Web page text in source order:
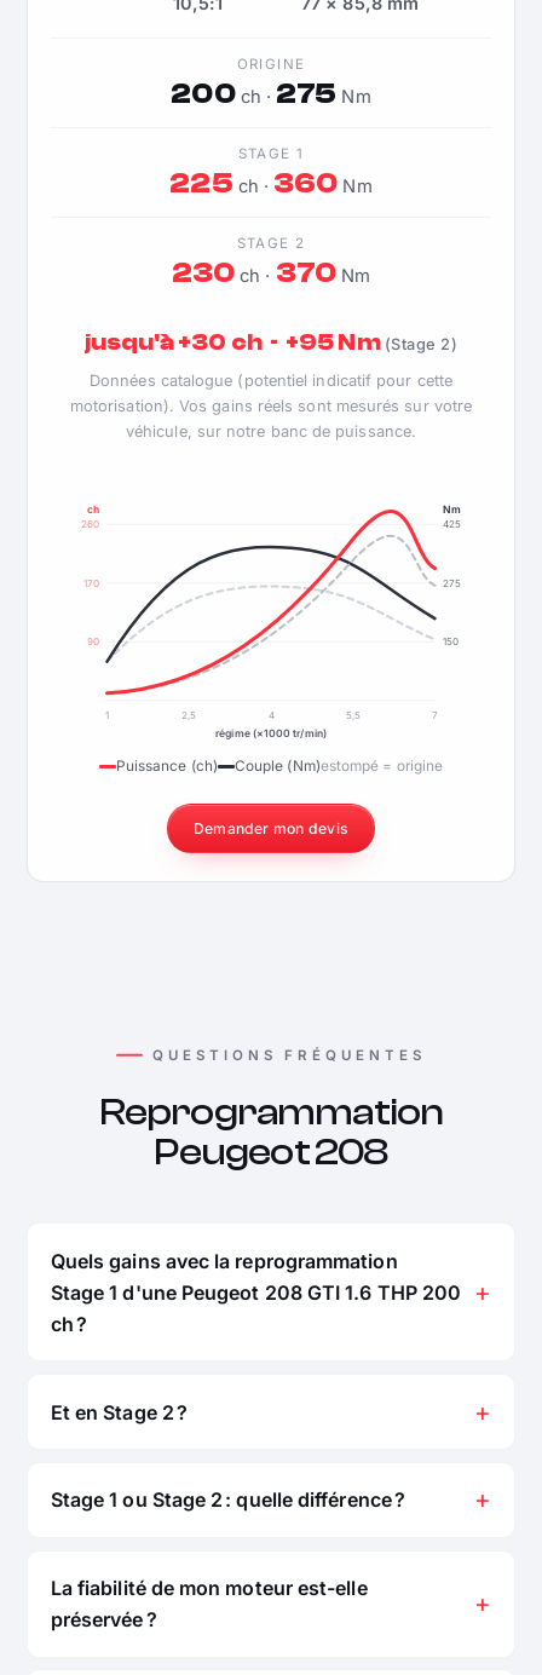
ORIGINE
200ch · 275 Nm
STAGE 1
225 ch · 360 Nm
STAGE 2
230 ch · 370Nm
jusqu'à +30 ch · +95 Nm (Stage 2)
Données catalogue (potentiel indicatif pour cette
motorisation). Vos gains réels sont mesurés sur votre
véhicule, sur notre banc de puissance.
90
170
260
150
275
425
ch Nm
1 2,5 4 5,5
7
régime (×1000 tr/min)
Puissance (ch) Couple (Nm)estompé = origine
Demander mon devis
QUESTIONS FRÉQUENTES
Reprogrammation
Peugeot 208
Quels gains avec la reprogrammation
Stage 1 d'une Peugeot 208 GTI 1.6 THP 200
ch ?
Et en Stage 2 ?
Stage 1 ou Stage 2 : quelle différence ?
La fiabilité de mon moteur est-elle
préservée ?